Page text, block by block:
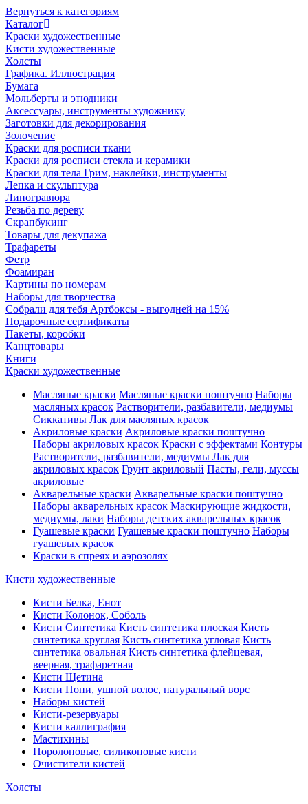
Вернуться к категориям
Каталог
Краски художественные
Кисти художественные
Холсты
Графика. Иллюстрация
Бумага
Мольберты и этюдники
Аксессуары, инструменты художнику
Заготовки для декорирования
Золочение
Краски для росписи ткани
Краски для росписи стекла и керамики
Краски для тела Грим, наклейки, инструменты
Лепка и скульптура
Линогравюра
Резьба по дереву
Скрапбукинг
Товары для декупажа
Трафареты
Фетр
Фоамиран
Картины по номерам
Наборы для творчества
Собрали для тебя Артбоксы - выгодней на 15%
Подарочные сертификаты
Пакеты, коробки
Канцтовары
Книги
Краски художественные
Масляные краски Масляные краски поштучно Наборы
масляных красок Растворители, разбавители, медиумы
Сиккативы Лак для масляных красок
Акриловые краски Акриловые краски поштучно
Наборы акриловых красок Краски с эффектами Контуры
Растворители, разбавители, медиумы Лак для
акриловых красок Грунт акриловый Пасты, гели, муссы
акриловые
Акварельные краски Акварельные краски поштучно
Наборы акварельных красок Маскирующие жидкости,
медиумы, лаки Наборы детских акварельных красок
Гуашевые краски Гуашевые краски поштучно Наборы
гуашевых красок
Краски в спреях и аэрозолях
Кисти художественные
Кисти Белка, Енот
Кисти Колонок, Соболь
Кисти Синтетика Кисть синтетика плоская Кисть
синтетика круглая Кисть синтетика угловая Кисть
синтетика овальная Кисть синтетика флейцевая,
веерная, трафаретная
Кисти Щетина
Кисти Пони, ушной волос, натуральный ворс
Наборы кистей
Кисти-резервуары
Кисти каллиграфия
Мастихины
Поролоновые, силиконовые кисти
Очистители кистей
Холсты